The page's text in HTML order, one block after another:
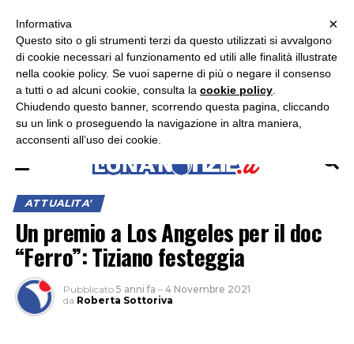
ASCOLTA RADIO LUNA
ATTUALITA'
Un premio a Los Angeles per il doc
“Ferro”: Tiziano festeggia
Pubblicato 5 anni fa – 4 Novembre 2021
da Roberta Sottoriva
×
×
Informativa
Questo sito o gli strumenti terzi da questo utilizzati si avvalgono
di cookie necessari al funzionamento ed utili alle finalità illustrate
nella cookie policy. Se vuoi saperne di più o negare il consenso
a tutti o ad alcuni cookie, consulta la cookie policy
Chiudendo questo banner, scorrendo questa pagina, cliccando
su un link o proseguendo la navigazione in altra maniera,
acconsenti all’uso dei cookie.